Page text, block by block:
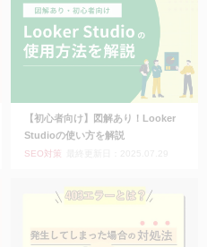
【初心者向け】図解あり！Looker
Studioの使い方を解説
SEO対策